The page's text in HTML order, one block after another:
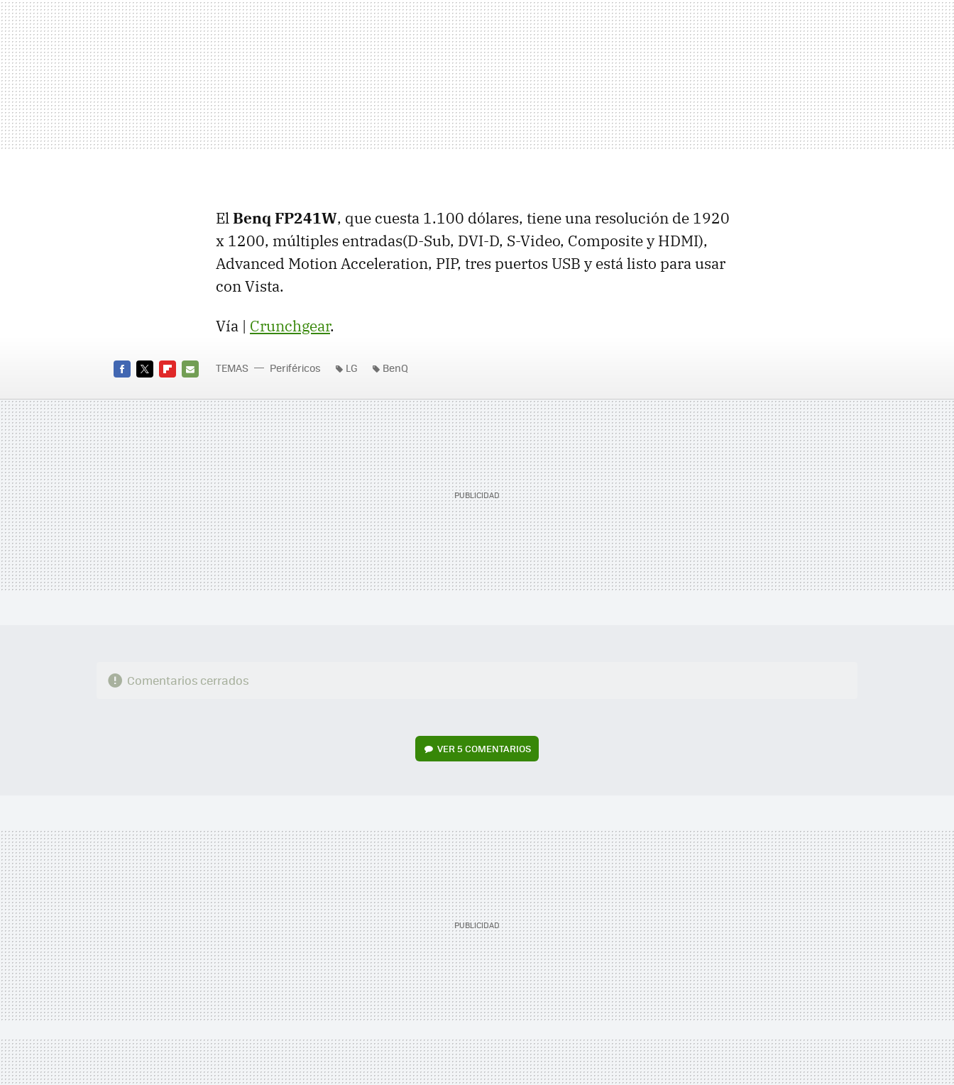
ElBenq FP241W, que cuesta 1.100 dólares, tiene una resolución de 1920
x 1200, múltiples entradas(D-Sub, DVI-D, S-Video, Composite y HDMI),
Advanced Motion Acceleration, PIP, tres puertos USB y está listo para usar
con Vista.
Vía | Crunchgear.
MAIL
TEMAS Periféricos LG BenQ
Comentarios cerrados
VER5 COMENTARIOS